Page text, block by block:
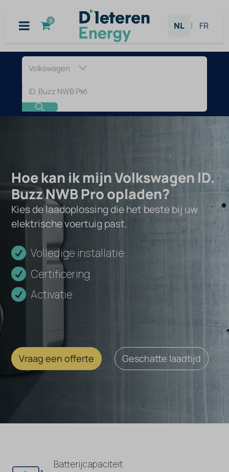
0 NL | FR
Laadpaal
voor
Volkswagen
Buzz
NWB
Pro
Hoe kan ik mijn Volkswagen ID.
Buzz NWB Pro opladen?
Kies de laadoplossing die het beste bij uw
elektrische voertuig past.
Volledige installatie
Certificering
Activatie
Vraag een offerte Geschatte laadtijd
Batterijcapaciteit